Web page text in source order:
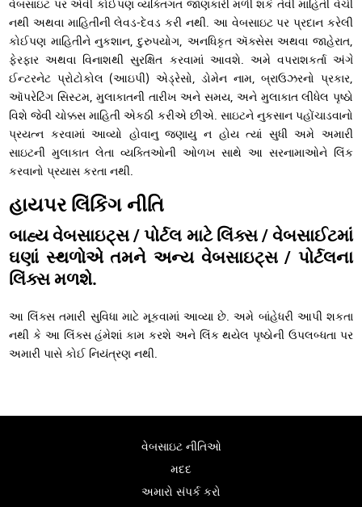
વેબસાઇટ પર એવી કોઈપણ વ્યક્તિગત જાણકારી મળી શકે તેવી માહિતી વેચી
નથી અથવા માહિતીની લેવડ-દેવડ કરી નથી. આ વેબસાઇટ પર પ્રદાન કરેલી
કોઈપણ માહિતીને નુકશાન, દુરુપયોગ, અનધિકૃત ઍક્સેસ અથવા જાહેરાત,
ફેરફાર અથવા વિનાશથી સુરક્ષિત કરવામાં આવશે. અમે વપરાશકર્તા અંગે
ઈન્ટરનેટ પ્રોટોકોલ (આઇપી) એડ્રેસો, ડોમેન નામ, બ્રાઉઝરનો પ્રકાર,
ઑપરેટિંગ સિસ્ટમ, મુલાકાતની તારીખ અને સમય, અને મુલાકાત લીધેલ પૃષ્ઠો
વિશે જેવી ચોક્કસ માહિતી એકઠી કરીએ છીએ. સાઇટને નુકસાન પહોંચાડવાનો
પ્રયત્ન કરવામાં આવ્યો હોવાનુ જણાયુ ન હોય ત્યાં સુધી અમે અમારી
સાઇટની મુલાકાત લેતા વ્યક્તિઓની ઓળખ સાથે આ સરનામાઓને લિંક
કરવાનો પ્રયાસ કરતા નથી.
હાયપર લિંકિંગ નીતિ
બાહ્ય વેબસાઇટ્સ / પોર્ટલ માટે લિંક્સ / વેબસાઈટમાં
ઘણાં સ્થળોએ તમને અન્ય વેબસાઇટ્સ / પોર્ટલના
લિંક્સ મળશે.
આ લિંક્સ તમારી સુવિધા માટે મૂકવામાં આવ્યા છે. અમે બાંહેધરી આપી શકતા
નથી કે આ લિંક્સ હંમેશાં કામ કરશે અને લિંક થયેલ પૃષ્ઠોની ઉપલબ્ધતા પર
અમારી પાસે કોઈ નિયંત્રણ નથી.
વેબસાઇટ નીતિઓ
મદદ
અમારો સંપર્ક કરો